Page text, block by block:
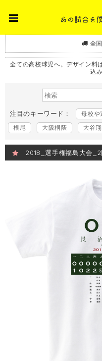
全
全ての高校球児へ。デザイン料
込
注目のキーワード： 母校や
根尾
大阪桐蔭 大谷
2018_選手権福島大会